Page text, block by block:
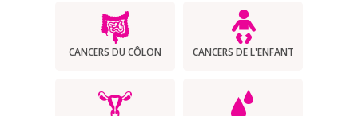
CANCERS DU CÔLON CANCERS DE L'ENFANT